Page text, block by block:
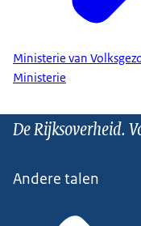
Ministerie van
Ministerie
De Rijksoverheid.
Andere talen